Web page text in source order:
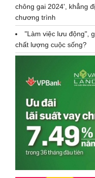
chông gai 2024', khẳng
chương trình
"Làm việc lưu động",
chất lượng cuộc sống?